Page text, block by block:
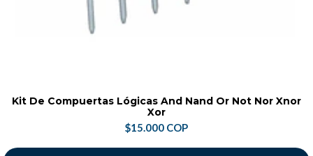
Kit De Compuertas Lógicas And Nand Or Not Nor Xnor
Xor
$15.000 COP